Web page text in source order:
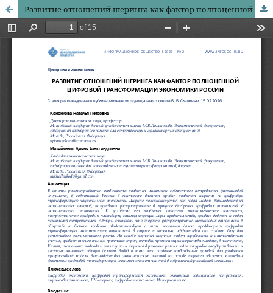
Развитие отношений шеринга как фактор полноценной цифровой трансформации экономики России